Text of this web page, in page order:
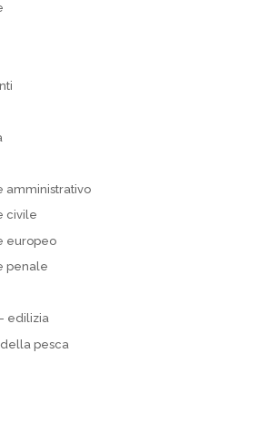
amministrativo
civile
europeo
penale
edilizia
pesca